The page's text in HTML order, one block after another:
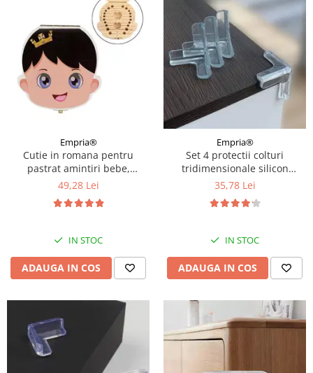
Empria®
Cutie in romana pentru
pastrat amintiri bebe,
colorata, gravata
49,28 Lei
IN STOC
ADAUGA IN COS
Empria®
Set 4 protectii colturi
tridimensionale silicon
transparent, 4.5x1.5x0.5 cm
35,78 Lei
IN STOC
ADAUGA IN COS